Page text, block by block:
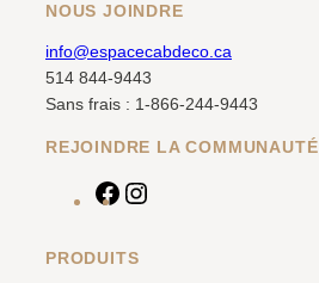
NOUS JOINDRE
info@espacecabdeco.ca
514 844-9443
Sans frais : 1-866-244-9443
REJOINDRE LA COMMUNAUTÉ
F
c
PRODUITS